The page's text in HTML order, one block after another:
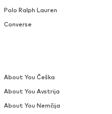
Polo Ralph Lauren
Converse
About You Češka
About You Avstrija
About You Nemčija